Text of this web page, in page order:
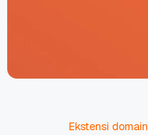
Ekstensi domain